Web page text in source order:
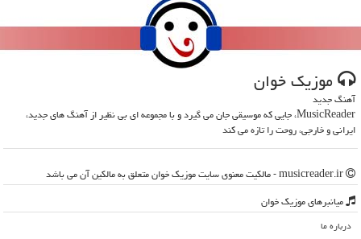
موزیك خوان
آهنگ جدید
MusicReader، جایی که موسیقی جان می گیرد و با مجموعه ای بی نظیر از آهنگ های جدید،
ایرانی و خارجی، روحت را تازه می کند
میانبرهای موزیك خوان
درباره ما